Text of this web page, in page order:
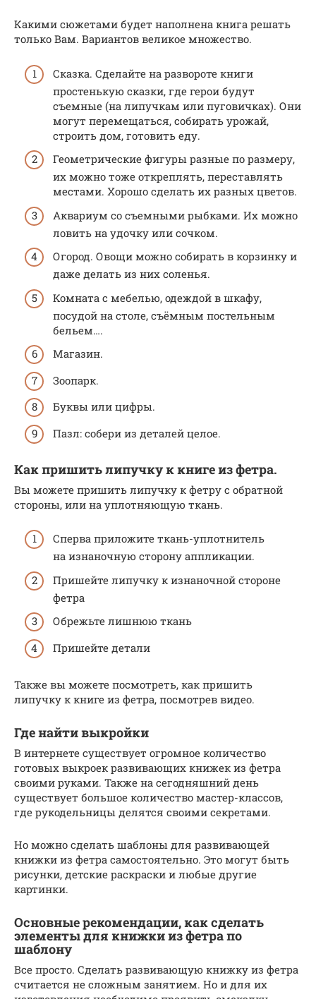
Какими сюжетами будет наполнена книга решать
только Вам. Вариантов великое множество.
Сказка. Сделайте на развороте книги
простенькую сказки, где герои будут
съемные (на липучкам или пуговичках). Они
могут перемещаться, собирать урожай,
строить дом, готовить еду.
Геометрические фигуры разные по размеру,
их можно тоже откреплять, переставлять
местами. Хорошо сделать их разных цветов.
Аквариум со съемными рыбками. Их можно
ловить на удочку или сочком.
Огород. Овощи можно собирать в корзинку и
даже делать из них соленья.
Комната с мебелью, одеждой в шкафу,
посудой на столе, съёмным постельным
бельем….
Магазин.
Зоопарк.
Буквы или цифры.
Пазл: собери из деталей целое.
Как пришить липучку к книге из фетра.
Вы можете пришить липучку к фетру с обратной
стороны, или на уплотняющую ткань.
Сперва приложите ткань-уплотнитель
на изнаночную сторону аппликации.
Пришейте липучку к изнаночной стороне
фетра
Обрежьте лишнюю ткань
Пришейте детали
Также вы можете посмотреть, как пришить
липучку к книге из фетра, посмотрев видео.
Где найти выкройки
В интернете существует огромное количество
готовых выкроек развивающих книжек из фетра
своими руками. Также на сегодняшний день
существует большое количество мастер-классов,
где рукодельницы делятся своими секретами.
Но можно сделать шаблоны для развивающей
книжки из фетра самостоятельно. Это могут быть
рисунки, детские раскраски и любые другие
картинки.
Основные рекомендации, как сделать
элементы для книжки из фетра по
шаблону
Все просто. Сделать развивающую книжку из фетра
считается не сложным занятием. Но и для их